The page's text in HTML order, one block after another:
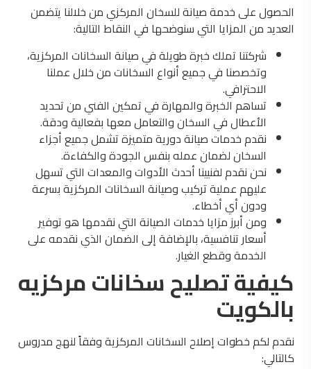
الحصول على خدمة صيانة للسخان المركزي من خلالنا يتضمن
العديد من المزايا التي سنوضحها في النقاط التالية:
شركتنا تملك خبرة طويلة في صيانة السخانات المركزية،
وتخصصنا في جميع أنواع السخانات من خلال عملنا
الاحترافي.
تساهم الخبرة والمهارة في تمكين الفني من تحديد
الأعطال في السخان والتعامل معها بفعالية ودقة.
نقدم خدمات صيانة دورية متميزة تشمل جميع أجزاء
السخان لضمان عمله بنفس الجودة والكفاءة.
نحن نقدم لفنيينا أحدث الأدوات والمعدات التي تسهل
عليهم عملية تركيب وصيانة السخانات المركزية بسرعة
ودون أي أخطاء.
ومن أبرز مزايا خدمات الصيانة التي نقدمها هو توفير
أسعار تنافسية، بالإضافة إلى الضمان الذي نقدمه على
الخدمة وقطع الغيار.
كيفية تصليح سخانات مركزيه
بالكويت
نقدم لكم خطوات إصلاح السخانات المركزية وفقاً لنهج مدروس
كالتالي: